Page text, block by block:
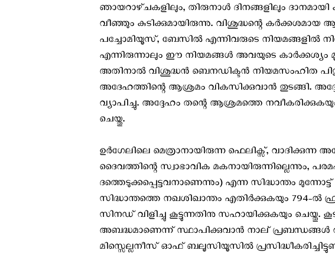
ഞായറാഴ്‌ചകളിലും, തിരുനാള്‍ ദിനങ്ങളിലും ദാനമായി
വീഞ്ഞും കുടിക്കുമായിരുന്നു. വിശുദ്ധന്റെ
പച്ചോമിയൂസ്‌, ബേസില്‍ എന്നിവരുടെ നിയമങ്ങളില്‍
എന്നിരുന്നാലും ഈ നിയമങ്ങള്‍ അവയുടെ കാര്‍ക്കശ്യം
അതിനാല്‍ വിശുദ്ധന്‍ ബെനഡിക്ടന്‍ നിയമസംഹിത
അദേഹത്തിന്റെ ആശ്രമം വികസിക്കുവാന്‍ തുടങ്ങി.
വ്യാപിച്ചു. അദ്ദേഹം തന്റെ ആശ്രമത്തെ
ചെയ്തു.
ഉര്‍ഗേലിലെ മെത്രാനായിരുന്ന ഫെലിക്സ്, വാദിക്കുന്ന
ദൈവത്തിന്റെ സ്വാഭാവിക മകനായിരുന്നില്ലെന്നും,
ദത്തെടുക്കപ്പെട്ടവനാണെന്നും) എന്ന സിദ്ധാന്തം
സിദ്ധാന്തത്തെ നഖശിഖാന്തം എതിര്‍ക്കുകയും 794-ല്‍
സിനഡ് വിളിച്ചു കൂട്ടുന്നതിനു സഹായിക്കുകയും ചെയ്തു.
അബദ്ധമാണെന്ന് സ്ഥാപിക്കുവാന്‍ നാല് പ്രബന്ധങ്ങള്‍
മിസ്സെല്ലനീസ് ഓഫ് ബലൂസിയൂസില്‍